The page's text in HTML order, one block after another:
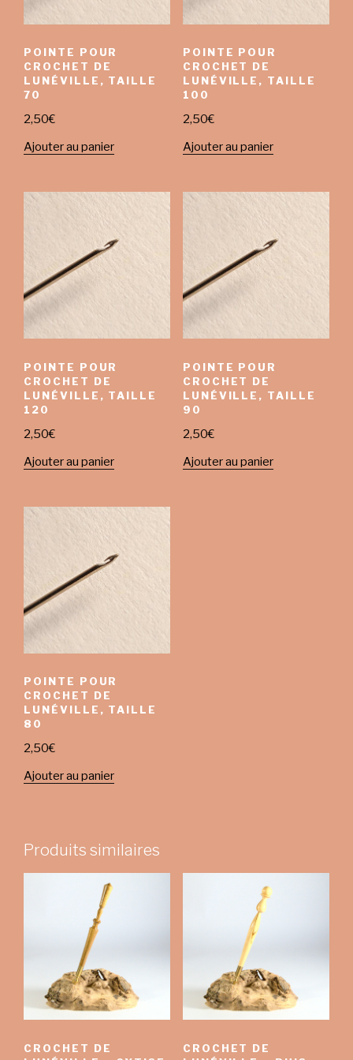
POINTE POUR
CROCHET DE
LUNÉVILLE, TAILLE
70
2,50€
Ajouter au panier
POINTE POUR
CROCHET DE
LUNÉVILLE, TAILLE
100
2,50€
Ajouter au panier
POINTE POUR
CROCHET DE
LUNÉVILLE, TAILLE
120
2,50€
Ajouter au panier
POINTE POUR
CROCHET DE
LUNÉVILLE, TAILLE
90
2,50€
Ajouter au panier
POINTE POUR
CROCHET DE
LUNÉVILLE, TAILLE
80
2,50€
Ajouter au panier
Produits similaires
CROCHET DE
CROCHET DE